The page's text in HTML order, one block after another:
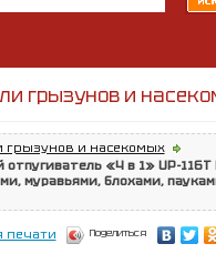
грызунов и
грызунов и насекомых
«4 в 1» UP-116T
муравьями, блохами,
печати Поделиться